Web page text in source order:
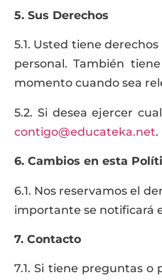
5. Sus Derechos
5.1. Usted tiene
personal. También
momento cuando sea
5.2. Si desea ejercer
contigo@educateka.net.
6. Cambios en esta
6.1. Nos reservamos el
importante se notificará
7. Contacto
7.1. Si tiene preguntas